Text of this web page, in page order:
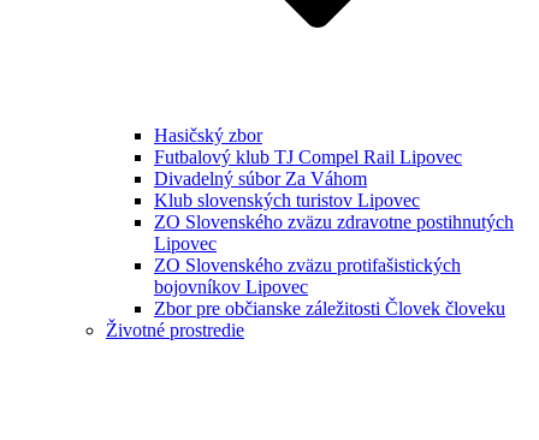
Hasičský zbor
Futbalový klub TJ Compel Rail Lipovec
Divadelný súbor Za Váhom
Klub slovenských turistov Lipovec
ZO Slovenského zväzu zdravotne postihnutých
Lipovec
ZO Slovenského zväzu protifašistických
bojovníkov Lipovec
Zbor pre občianske záležitosti Človek človeku
Životné prostredie